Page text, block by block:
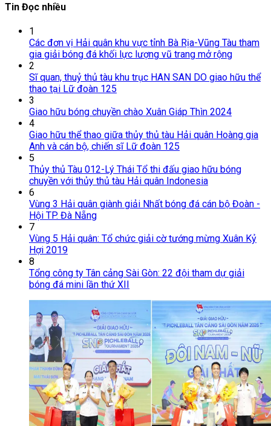
Tin Đọc nhiều
1
Các đơn vị Hải quân khu vực tỉnh Bà Rịa-Vũng Tàu tham
gia giải bóng đá khối lực lượng vũ trang mở rộng
2
Sĩ quan, thuỷ thủ tàu khu trục HAN SAN DO giao hữu thể
thao tại Lữ đoàn 125
3
Giao hữu bóng chuyền chào Xuân Giáp Thìn 2024
4
Giao hữu thể thao giữa thủy thủ tàu Hải quân Hoàng gia
Anh và cán bộ, chiến sĩ Lữ đoàn 125
5
Thủy thủ Tàu 012-Lý Thái Tổ thi đấu giao hữu bóng
chuyền với thủy thủ tàu Hải quân Indonesia
6
Vùng 3 Hải quân giành giải Nhất bóng đá cán bộ Đoàn -
Hội TP. Đà Nẵng
7
Vùng 5 Hải quân: Tổ chức giải cờ tướng mừng Xuân Kỷ
Hợi 2019
8
Tổng công ty Tân cảng Sài Gòn: 22 đội tham dự giải
bóng đá mini lần thứ XII